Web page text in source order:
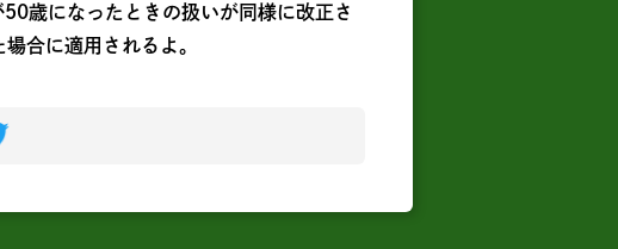
歳になったときの扱いが同様に改正さ
合に適用されるよ。